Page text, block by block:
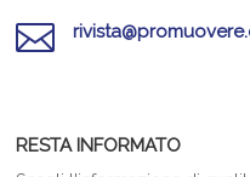

RESTA INFORMATO